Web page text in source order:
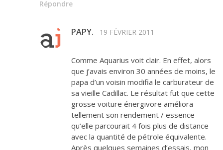
Répondre
PAPY. 19 FÉVRIER 2011
Comme Aquarius voit clair. En effet, alors
que j’avais environ 30 années de moins, le
papa d’un voisin modifia le carburateur de
sa vieille Cadillac. Le résultat fut que cette
grosse voiture énergivore améliora
tellement son rendement / essence
qu’elle parcourait 4 fois plus de distance
avec la quantité de pétrole équivalente.
Après quelques semaines d’essais, mon